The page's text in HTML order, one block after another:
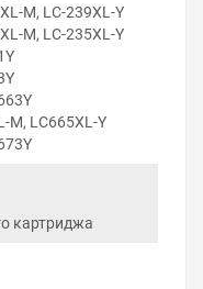
картриджей для
или напишите
на вопросы и
экономичной.
M, LC-239XL-Y
M, LC-235XL-Y
M, LC665XL-Y
картриджа